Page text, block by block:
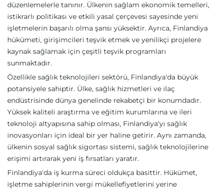
düzenlemelerle tanınır. Ülkenin sağlam ekonomik temelleri,
istikrarlı politikası ve etkili yasal çerçevesi sayesinde yeni
işletmelerin başarılı olma şansı yüksektir. Ayrıca, Finlandiya
hükümeti, girişimcileri teşvik etmek ve yenilikçi projelere
kaynak sağlamak için çeşitli teşvik programları
sunmaktadır.
Özellikle sağlık teknolojileri sektörü, Finlandiya'da büyük
potansiyele sahiptir. Ülke, sağlık hizmetleri ve ilaç
endüstrisinde dünya genelinde rekabetçi bir konumdadır.
Yüksek kaliteli araştırma ve eğitim kurumlarına ve ileri
teknoloji altyapısına sahip olması, Finlandiya'yı sağlık
inovasyonları için ideal bir yer haline getirir. Aynı zamanda,
ülkenin sosyal sağlık sigortası sistemi, sağlık teknolojilerine
erişimi artırarak yeni iş fırsatları yaratır.
Finlandiya'da iş kurma süreci oldukça basittir. Hükümet,
işletme sahiplerinin vergi mükellefiyetlerini yerine